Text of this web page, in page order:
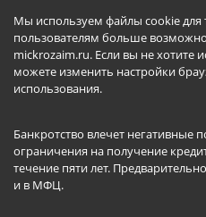
Мы используем файлы cookie для
пользователям больше
mickrozaim.ru. Если вы не хотите
можете изменить настройки
использования.
Банкротство влечет негативные
ограничения на получение
течение пяти лет.
и в МФЦ.